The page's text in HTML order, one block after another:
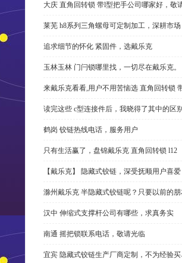
大庆 直角回转锁 带l型把手公司哪家好，敬
莱芜 h8系列三角螺母可定制加工，深耕市场
追求细节的怀化 紧固件，选戴乐克
玉林玉林 门闩锁哪里找，一切尽在戴乐克。
来戴乐克看看,用户不用苦恼选 直角回转锁
读完这些 c型连接件后，我晓得了其中的区
鹤岗 铰链热线电话，服务用户
只有生活赢了，盘锦戴乐克 直角回转锁 l12
【戴乐克】 隐藏式铰链，深受抚顺用户喜
滁州戴乐克 半隐藏式铰链呢？只要以前的
汉中 伸缩式支撑杆公司有哪些，求真务实
南通 摇把锁联系电话，敬请光临
宜宾 隐藏式铰链生产厂商定制，不为经验